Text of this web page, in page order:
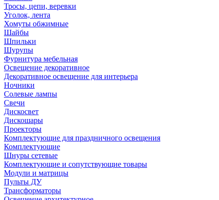
Тросы, цепи, веревки
Уголок, лента
Хомуты обжимные
Шайбы
Шпильки
Шурупы
Фурнитура мебельная
Освещение декоративное
Декоративное освещение для интерьера
Ночники
Солевые лампы
Свечи
Дискосвет
Дискошары
Проекторы
Комплектующие для праздничного освещения
Комплектующие
Шнуры сетевые
Комплектующие и сопутствующие товары
Модули и матрицы
Пульты ДУ
Трансформаторы